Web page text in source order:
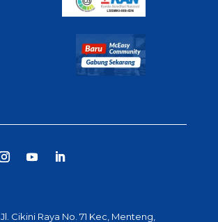
Jl. Cikini Raya No. 71 Kec, Menteng,